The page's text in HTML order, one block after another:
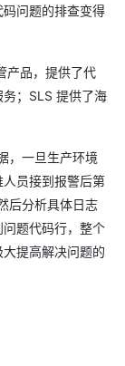
问题的排查变得
产品，提供了代
；SLS 提供了海
，一旦生产环境
员接到报警后第
后分析具体日志
题代码行，整个
提高解决问题的